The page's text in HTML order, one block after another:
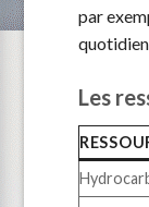
par
Les